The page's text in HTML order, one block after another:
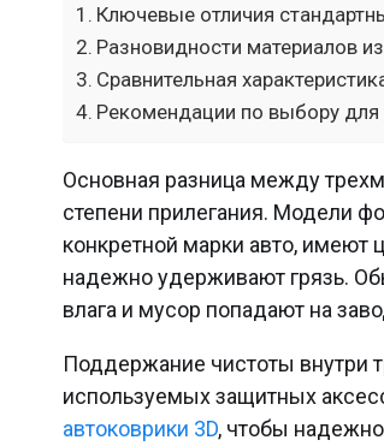
Ключевые отличия
Разновидности материалов
Сравнительная
Рекомендации по выбору для
Основная разница между
степени прилегания. Модели
конкретной марки авто,
надежно удерживают грязь.
влага и мусор попадают на
Поддержание чистоты внутри
используемых защитных
автоковрики 3D, чтобы